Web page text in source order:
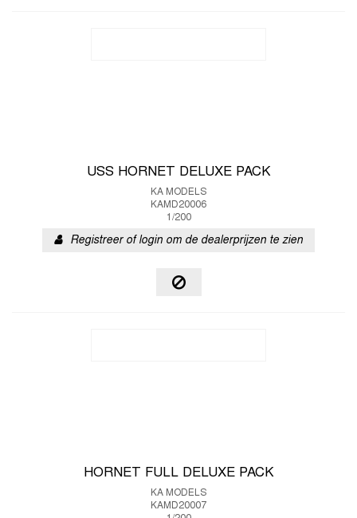
USS HORNET DELUXE PACK
KA MODELS
KAMD20006
1/200
Registreer of login om de dealerprijzen te zien
HORNET FULL DELUXE PACK
KA MODELS
KAMD20007